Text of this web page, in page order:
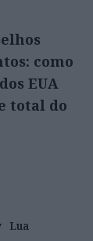
como
EUA
total do
Lua